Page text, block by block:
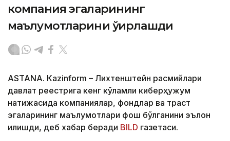
компания эгаларининг
маълумотларини ўғирлашди
ASTANА. Кazinform – Лихтенштейн расмийлари
давлат реестрига кенг кўламли киберҳужум
натижасида компаниялар, фондлар ва траст
эгаларининг маълумотлари фош бўлганини эълон
қилишди, деб хабар беради BILD газетаси.